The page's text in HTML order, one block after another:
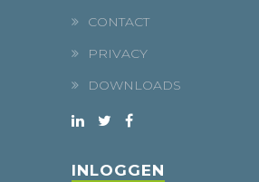
CONTACT
PRIVACY
DOWNLOADS
INLOGGEN